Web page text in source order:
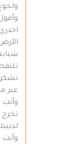
عبر
تخرج
وأنت